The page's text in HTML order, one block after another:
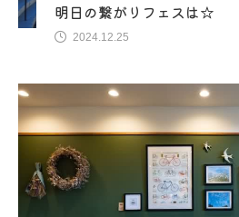
明日の繋がりフェスは☆
2024.12.25